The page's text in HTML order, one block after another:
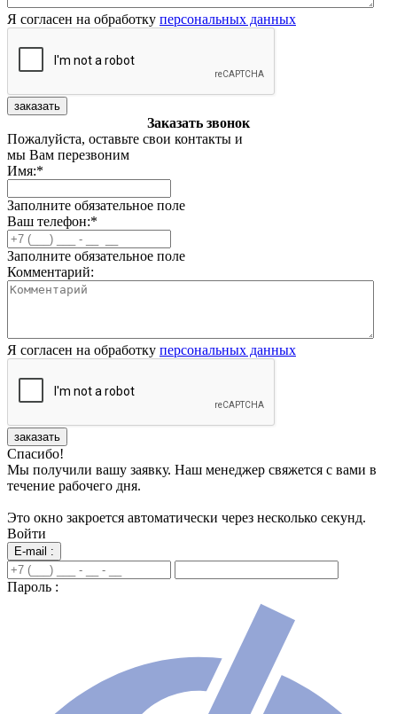
Я согласен на обработку персональных данных
заказать
Заказать звонок
Пожалуйста, оставьте свои контакты и
мы Вам перезвоним
Имя:*
Заполните обязательное поле
Ваш телефон:*
Заполните обязательное поле
Комментарий:
Я согласен на обработку персональных данных
заказать
Спасибо!
Мы получили вашу заявку. Наш менеджер свяжется с вами в
течение рабочего дня.
Это окно закроется автоматически через несколько секунд.
Войти
E-mail :
Пароль :